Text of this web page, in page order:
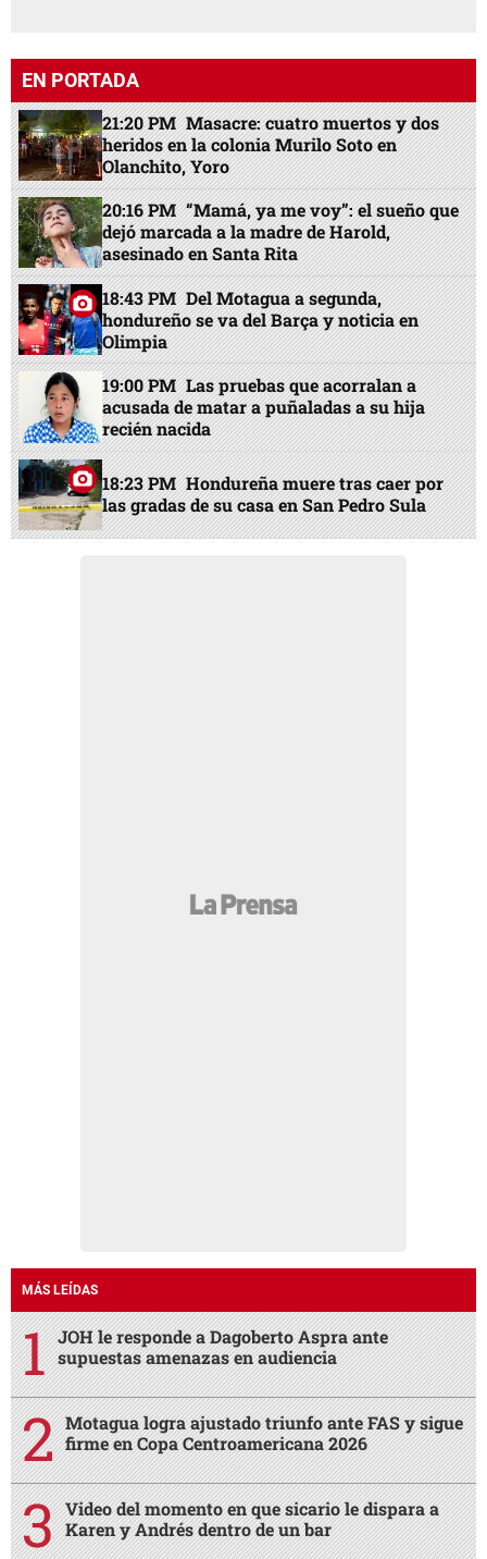
EN PORTADA
21:20 PM Masacre: cuatro muertos y dos
heridos en la colonia Murilo Soto en
Olanchito, Yoro
20:16 PM “Mamá, ya me voy”: el sueño que
dejó marcada a la madre de Harold,
asesinado en Santa Rita
18:43 PM Del Motagua a segunda,
hondureño se va del Barça y noticia en
Olimpia
19:00 PM Las pruebas que acorralan a
acusada de matar a puñaladas a su hija
recién nacida
18:23 PM Hondureña muere tras caer por
las gradas de su casa en San Pedro Sula
MÁS LEÍDAS
JOH le responde a Dagoberto Aspra ante
supuestas amenazas en audiencia
Motagua logra ajustado triunfo ante FAS y sigue
firme en Copa Centroamericana 2026
Video del momento en que sicario le dispara a
Karen y Andrés dentro de un bar